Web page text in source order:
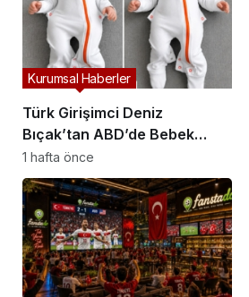
Türk Girişimci Deniz
Bıçak’tan ABD’de Bebek
Güvenli Uykusuna Yenilikçi
Dokunuş
Kurumsal Haberler
1 hafta önce